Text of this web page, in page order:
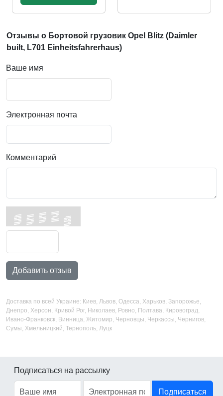
Отзывы о Бортовой грузовик Opel Blitz (Daimler
built, L701 Einheitsfahrerhaus)
Ваше имя
Электронная почта
Комментарий
Добавить отзыв
Доставка по всей Украине: Киев, Львов, Одесса, Харьков, Запорожье,
Днепро, Херсон, Кривой Рог, Николаев, Ровно, Полтава, Кировоград,
Ивано-Франковск, Винница, Житомир, Черновцы, Черкассы, Чернигов,
Сумы, Хмельницкий, Тернополь, Луцк
Подписаться на рассылку
Подписаться